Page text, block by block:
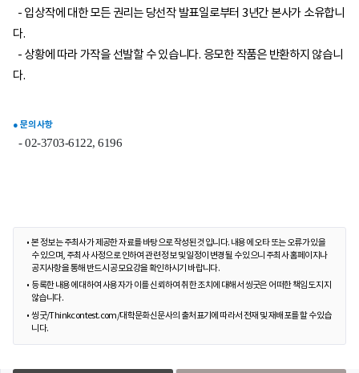
- 입상작에 대한 모든 권리는 당선작 발표일로부터 3년간 본사가 소유합니
다.
- 상황에 따라 가작을 선발할 수 있습니다. 응모한 작품은 반환하지 않습니
다.
● 문의 사항
- 02-3703-6122, 6196
본 정보는 주최사가 제공한 자료를 바탕으로 작성된 것입니다. 내용에 오타 또는 오류가 있을
수 있으며, 주최사 사정으로 인하여 관련 정보 및 일정이 변경될 수 있으니 주최사 홈페이지나
공지사항을 통해 반드시 공모요강을 확인하시기 바랍니다.
등록한 내용에 대하여 사용자가 이를 신뢰하여 취한 조치에 대해서 씽굿은 어떠한 책임도 지지
않습니다.
씽굿/Thinkcontest.com/대학문화신문사의 출처표기에 따라서 전재 및 재배포를 할 수 있습
니다.